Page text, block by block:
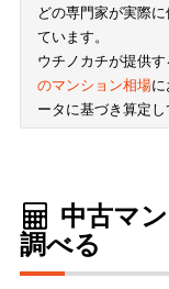
どの専門家が実際
ています。
ウチノカチが提供
のマンション相場
ータに基づき算定し
中古マ
調べる